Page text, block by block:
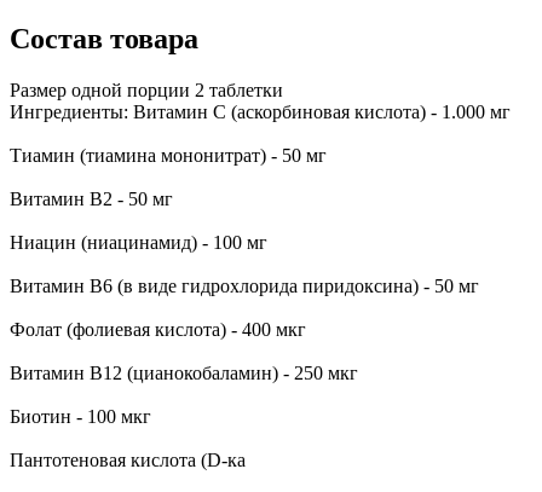
Состав товара
Размер одной порции 2 таблетки
Ингредиенты: Витамин С (аскорбиновая кислота) - 1.000 мг
Тиамин (тиамина мононитрат) - 50 мг
Витамин В2 - 50 мг
Ниацин (ниацинамид) - 100 мг
Витамин В6 (в виде гидрохлорида пиридоксина) - 50 мг
Фолат (фолиевая кислота) - 400 мкг
Витамин В12 (цианокобаламин) - 250 мкг
Биотин - 100 мкг
Пантотеновая кислота (D-ка